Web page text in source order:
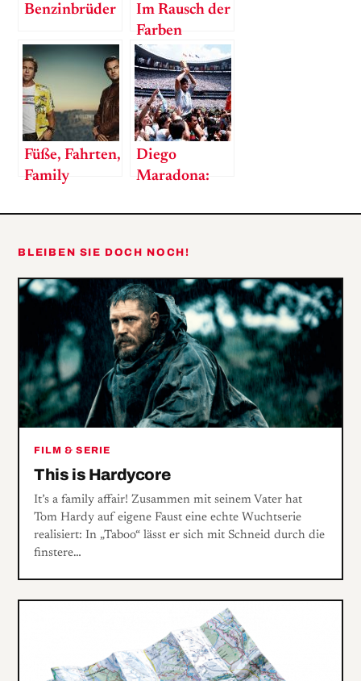
Benzinbrüder
Im Rausch der
Farben
Füße, Fahrten,
Family
Diego
Maradona:
Gottkomplex
BLEIBEN SIE DOCH NOCH!
FILM & SERIE
This is Hardycore
It’s a family affair! Zusammen mit seinem Vater hat
Tom Hardy auf eigene Faust eine echte Wuchtserie
realisiert: In „Taboo“ lässt er sich mit Schneid durch die
finstere…